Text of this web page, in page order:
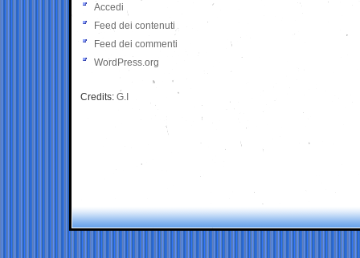
Accedi
Feed dei contenuti
Feed dei commenti
WordPress.org
Credits: G.I